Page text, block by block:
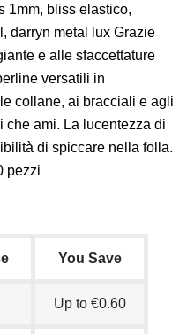
1mm, bliss elastico,
darryn metal lux Grazie
e alle sfaccettature
versatili in
collane, ai bracciali e agli
che ami. La lucentezza di
di spiccare nella folla.
pezzi
You Save
Up to €0.60